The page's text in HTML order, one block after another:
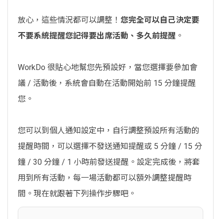
放心，這些情況都可以調整！ 您完全可以自己決定要
不要系統提醒您記得要出席活動、多久前提醒 。
WorkDo 很貼心地幫您先預設好，當您選擇要參加會
議 / 活動後，系統會自動在活動開始前 15 分鐘提醒
您。
您可以到個人通知設定中，自行調整預設所有活動的
提醒時間，可以選擇不發送通知提醒或 5 分鐘 / 15 分
鐘 / 30 分鐘 / 1 小時前發送提醒。設定完成後，將套
用到所有活動，每一場活動都可以額外調整提醒時
間。現在就跟著下列操作步驟吧。